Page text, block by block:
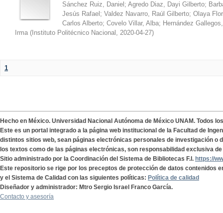
Sánchez Ruiz, Daniel ; Agredo Diaz, Dayi Gilberto;
Jesús Rafael ; Valdez Navarro, Raúl Gilberto; Olaya
Carlos Alberto; Covelo Villar, Alba; Hernández
Irma ( Instituto Politécnico Nacional , 2020-04-27)
1
Hecho en México. Universidad Nacional Autónoma de México UNAM. Todos
Este es un portal integrado a la página web institucional de la Facultad de
distintos sitios web, sean páginas electrónicas personales de investigación o
los textos como de las páginas electrónicas, son responsabilidad exclusiva
Sitio administrado por la Coordinación del Sistema de Bibliotecas F.I. https://
Este repositorio se rige por los preceptos de protección de datos contenidos
y el Sistema de Calidad con las siguientes políticas: Política de calidad
Diseñador y administrador: Mtro Sergio Israel Franco García.
Contacto y asesoría